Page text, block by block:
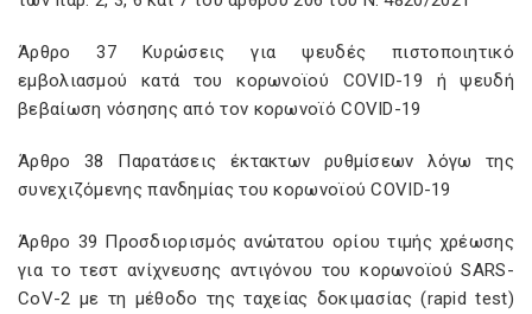
Άρθρο 37 Κυρώσεις για ψευδές πιστοποιητικό
εμβολιασμού κατά του κορωνοϊού COVID-19 ή ψευδή
βεβαίωση νόσησης από τον κορωνοϊό COVID-19
Άρθρο 38 Παρατάσεις έκτακτων ρυθμίσεων λόγω της
συνεχιζόμενης πανδημίας του κορωνοϊού COVID-19
Άρθρο 39 Προσδιορισμός ανώτατου ορίου τιμής χρέωσης
για το τεστ ανίχνευσης αντιγόνου του κορωνοϊού SARS-
CoV-2 με τη μέθοδο της ταχείας δοκιμασίας (rapid test)